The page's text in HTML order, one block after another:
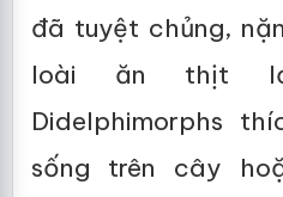
đã tuyệt chủng,
loài ăn thịt
Didelphimorphs
sống trên cây